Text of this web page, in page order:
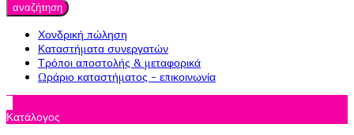
αναζήτηση
Χονδρική πώληση
Καταστήματα συνεργατών
Τρόποι αποστολής & μεταφορικά
Ωράριο καταστήματος - επικοινωνία
Κατάλογος